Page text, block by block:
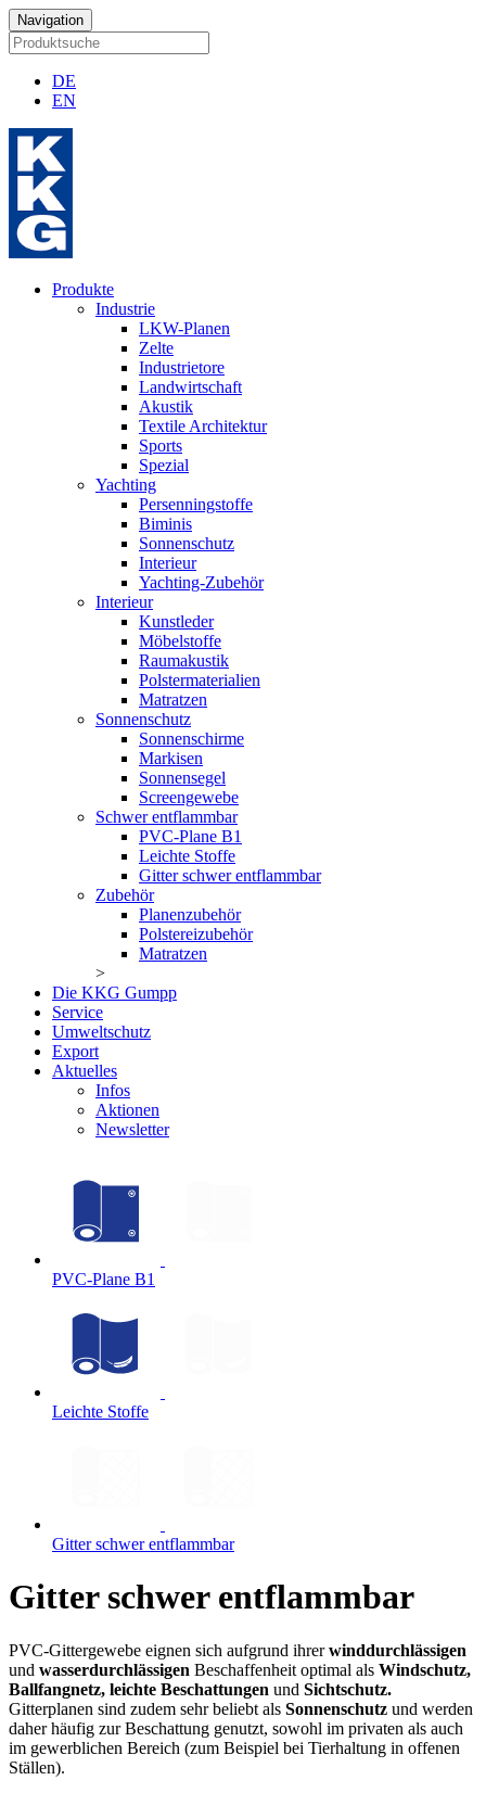
Navigation
DE
EN
Produkte
Industrie
LKW-Planen
Zelte
Industrietore
Landwirtschaft
Akustik
Textile Architektur
Sports
Spezial
Yachting
Persenningstoffe
Biminis
Sonnenschutz
Interieur
Yachting-Zubehör
Interieur
Kunstleder
Möbelstoffe
Raumakustik
Polstermaterialien
Matratzen
Sonnenschutz
Sonnenschirme
Markisen
Sonnensegel
Screengewebe
Schwer entflammbar
PVC-Plane B1
Leichte Stoffe
Gitter schwer entflammbar
Zubehör
Planenzubehör
Polstereizubehör
Matratzen
>
Die KKG Gumpp
Service
Umweltschutz
Export
Aktuelles
Infos
Aktionen
Newsletter
PVC-Plane B1
Leichte Stoffe
Gitter schwer entflammbar
Gitter schwer entflammbar
PVC-Gittergewebe eignen sich aufgrund ihrerwinddurchlässigen
und wasserdurchlässigen Beschaffenheit optimal als Windschutz,
Ballfangnetz, leichte Beschattungen und Sichtschutz.
Gitterplanen sind zudem sehr beliebt als Sonnenschutz und werden
daher häufig zur Beschattung genutzt, sowohl im privaten als auch
im gewerblichen Bereich (zum Beispiel bei Tierhaltung in offenen
Ställen).